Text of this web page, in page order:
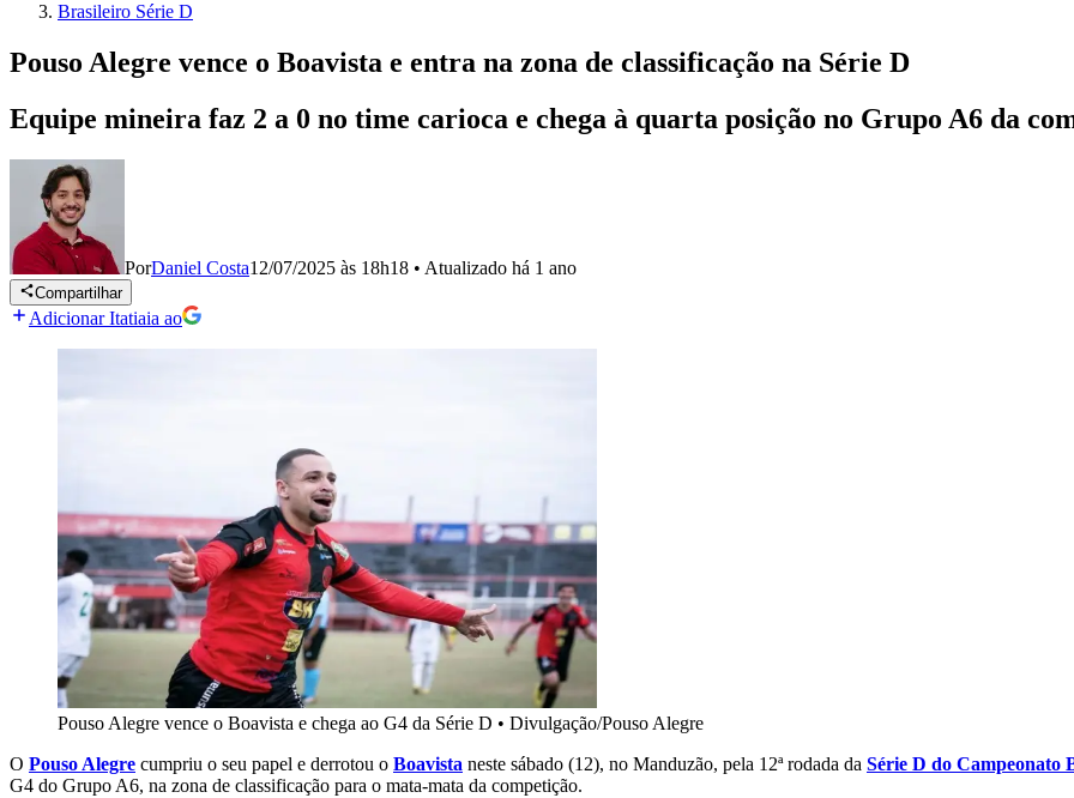
Brasileiro Série D
Pouso Alegre vence o Boavista e entra na zona de classificação na Série D
Equipe mineira faz 2 a 0 no time carioca e chega à quarta posição no Grupo A6 da
PorDaniel Costa12/07/2025 às 18h18 • Atualizado há 1 ano
Compartilhar
Adicionar Itatiaia ao
Pouso Alegre vence o Boavista e chega ao G4 da Série D • Divulgação/Pouso Alegre
O Pouso Alegre cumpriu o seu papel e derrotou o Boavista neste sábado (12), no Manduzão, pela 12ª rodada da Série D do Campeonato
G4 do Grupo A6, na zona de classificação para o mata-mata da competição.